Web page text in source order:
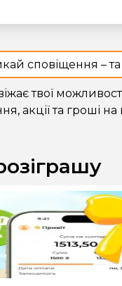
сповіщення – та
твої
акції та гроші на